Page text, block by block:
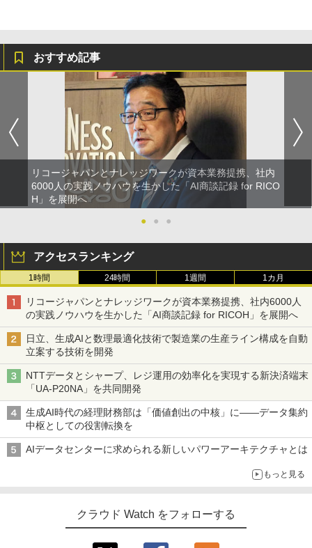
おすすめ記事
リコージャパンとナレッジワークが資本業務提携、社内
6000人の実践ノウハウを生かした「AI商談記録 for RICO
H」を展開へ
●
● ●
アクセスランキング
1時間 24時間 1週間 1カ月
リコージャパンとナレッジワークが資本業務提携、社内6000人
の実践ノウハウを生かした「AI商談記録 for RICOH」を展開へ
日立、生成AIと数理最適化技術で製造業の生産ライン構成を自動
立案する技術を開発
NTTデータとシャープ、レジ運用の効率化を実現する新決済端末
「UA-P20NA」を共同開発
生成AI時代の経理財務部は「価値創出の中核」に――データ集約
中枢としての役割転換を
AIデータセンターに求められる新しいパワーアーキテクチャとは
もっと見る
クラウド Watch をフォローする